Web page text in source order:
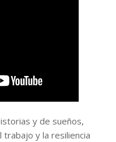
y de sueños,
y la resiliencia